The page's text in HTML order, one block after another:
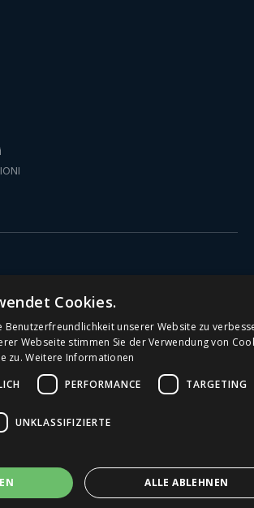
d'acqua con attacco fisso
Fontanelle pubbliche
Distributore d'acqua
Distributore d'acqua per ufficio
Cookies.
Benutzerfreundlichkeit unserer Website zu
Webseite stimmen Sie der Verwendung von
zu. Weitere Informationen
PERFORMANCE TARGETING
UNKLASSIFIZIERTE
ALLE ABLEHNEN